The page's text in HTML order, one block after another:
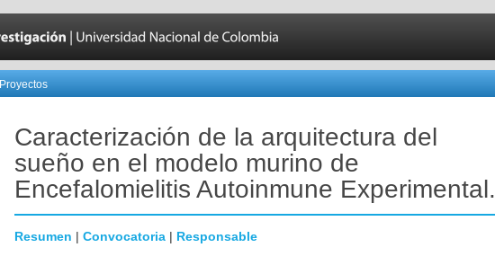
Proyectos
Caracterización de la arquitectura del
sueño en el modelo murino de
Encefalomielitis Autoinmune Experimental.
Resumen | Convocatoria | Responsable